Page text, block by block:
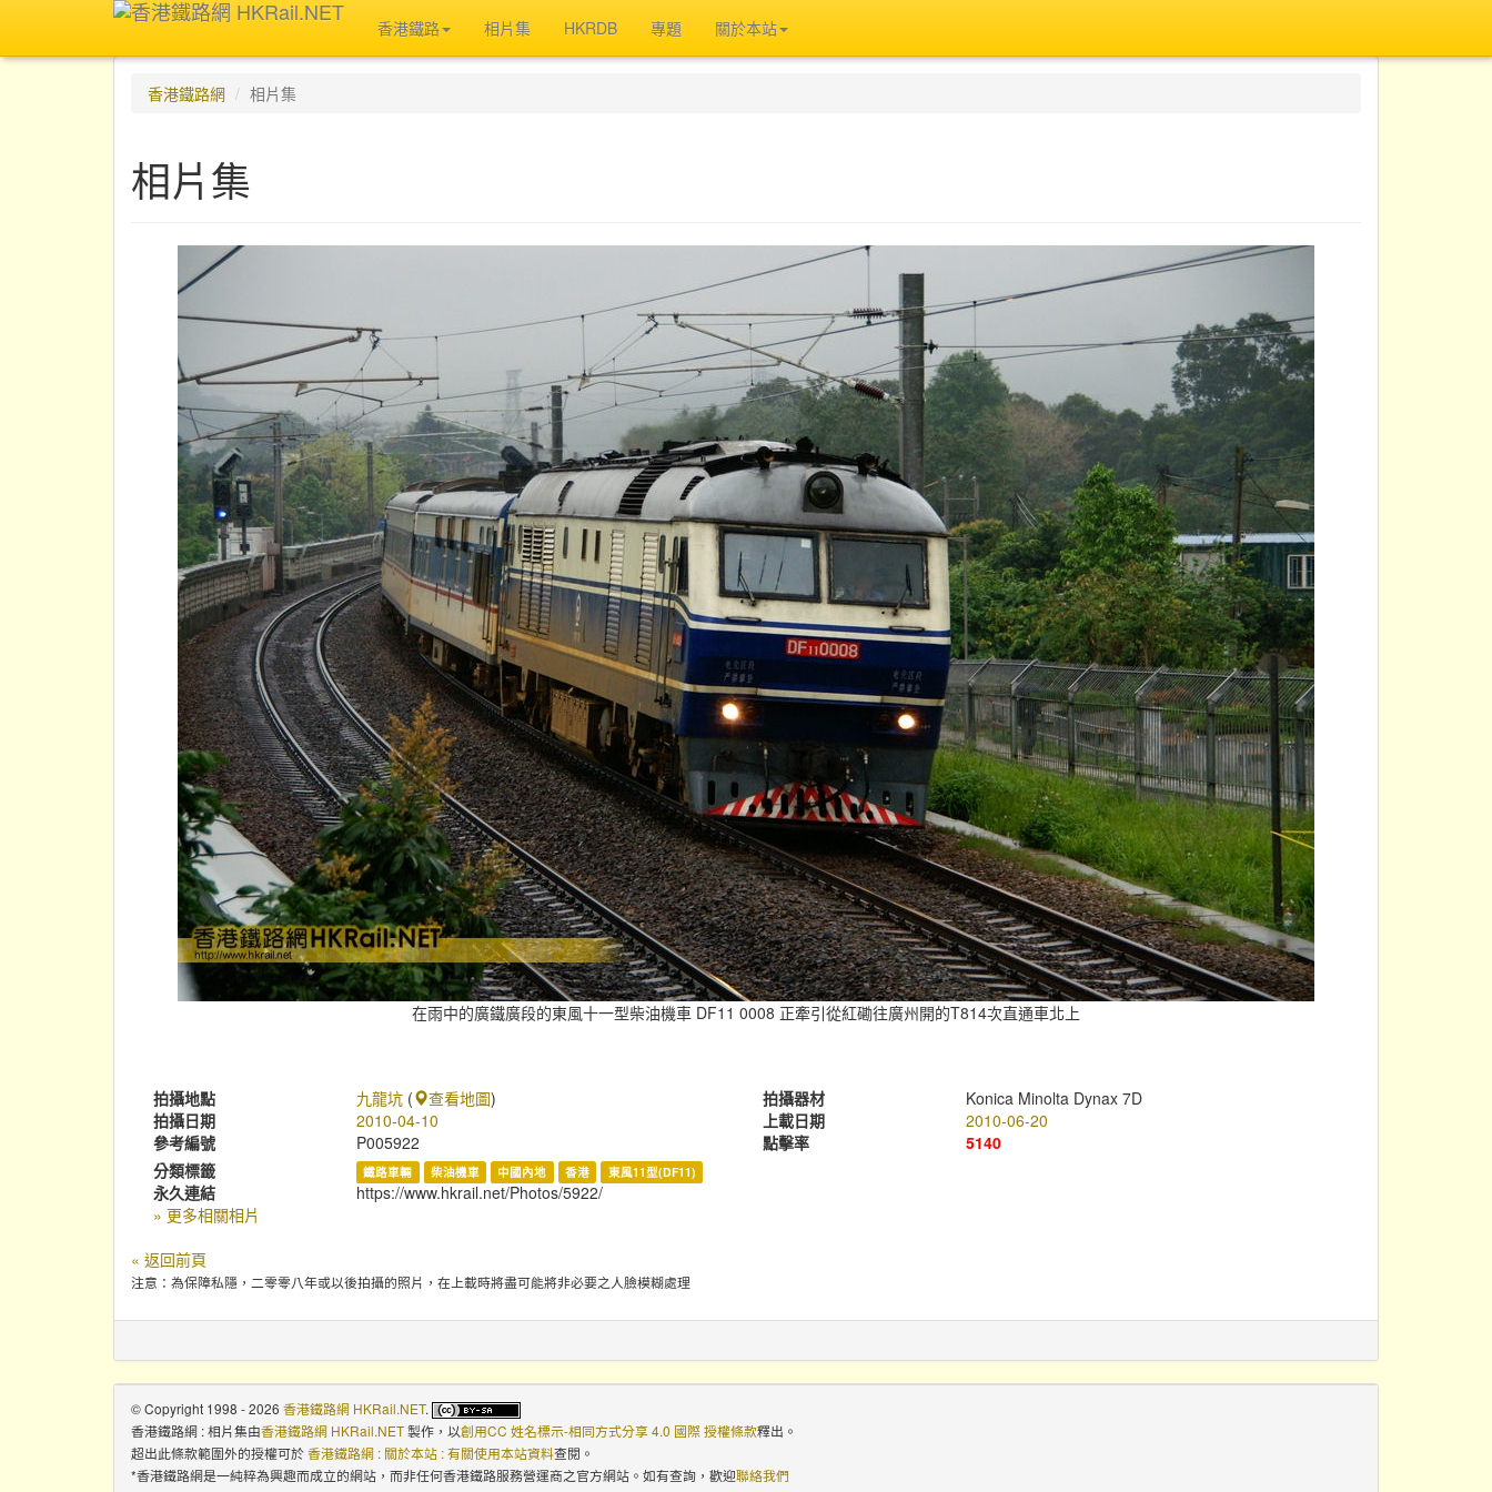
香港鐵路 相片集 HKRDB 專題 關於本站
香港鐵路網 相片集
相片集
在雨中的廣鐵廣段的東風十一型柴油機車 DF11 0008 正牽引從紅磡往廣州開的T814次直通車北上
拍攝地點 九龍坑 ( 查看地圖) 拍攝器材
Konica Minolta Dynax 7D
拍攝日期
2010-04-10 上載日期
2010-06-20
參考編號
P005922 點擊率
5140
分類標籤
鐵路車輛 柴油機車 中國內地 香港 東風11型(DF11)
永久連結
https://www.hkrail.net/Photos/5922/
» 更多相關相片
« 返回前頁
注意：為保障私隱，二零零八年或以後拍攝的照片，在上載時將盡可能將非必要之人臉模糊處理
© Copyright 1998 - 2026 香港鐵路網 HKRail.NET.
香港鐵路網 : 相片集由香港鐵路網 HKRail.NET製作，以創用CC 姓名標示-相同方式分享 4.0 國際 授權條款釋出。
超出此條款範圍外的授權可於香港鐵路網 : 關於本站 : 有關使用本站資料查閱。
*香港鐵路網是一純粹為興趣而成立的網站，而非任何香港鐵路服務營運商之官方網站。如有查詢，歡迎聯絡我們